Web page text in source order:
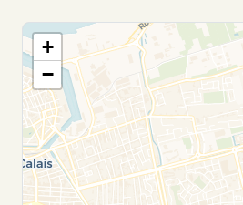
CALAIS, FR-62, 62100
Voir l'agence
+
−